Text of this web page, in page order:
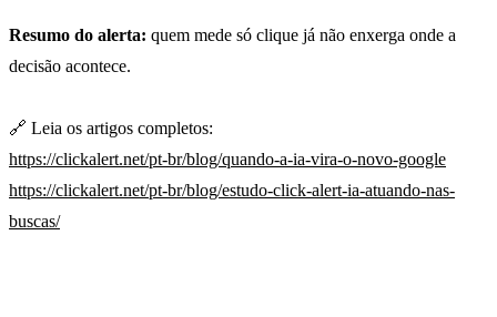
Resumo do alerta: quem mede só clique já não enxerga onde a
decisão acontece.
🔗 Leia os artigos completos:
https://clickalert.net/pt-br/blog/quando-a-ia-vira-o-novo-google
https://clickalert.net/pt-br/blog/estudo-click-alert-ia-atuando-nas-
buscas/